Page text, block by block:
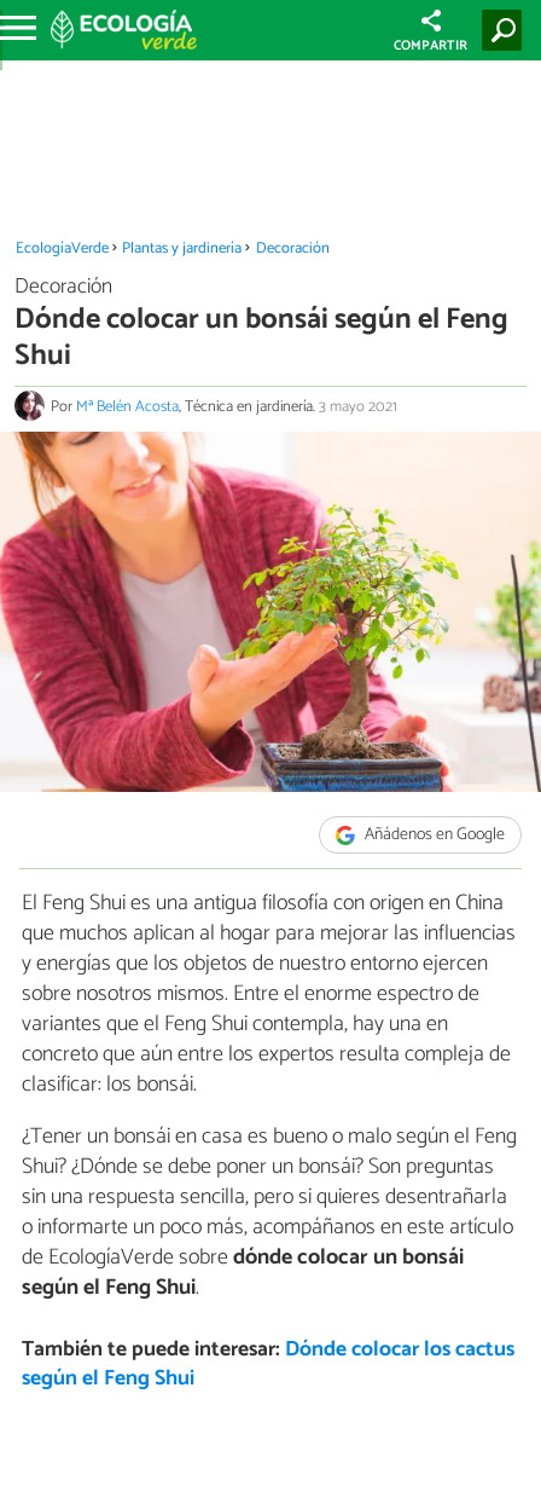
COMPARTIR
EcologíaVerde Plantas y jardinería Decoración
Decoración
Dónde colocar un bonsái según el Feng
Shui
PorMª Belén Acosta, Técnica en jardinería.3 mayo 2021
Añádenos en Google
El Feng Shui es una antigua filosofía con origen en China
que muchos aplican al hogar para mejorar las influencias
y energías que los objetos de nuestro entorno ejercen
sobre nosotros mismos. Entre el enorme espectro de
variantes que el Feng Shui contempla, hay una en
concreto que aún entre los expertos resulta compleja de
clasificar: los bonsái.
¿Tener un bonsái en casa es bueno o malo según el Feng
Shui? ¿Dónde se debe poner un bonsái? Son preguntas
sin una respuesta sencilla, pero si quieres desentrañarla
o informarte un poco más, acompáñanos en este artículo
de EcologíaVerde sobredónde colocar un bonsái
según el Feng Shui.
También te puede interesar: Dónde colocar los cactus
según el Feng Shui